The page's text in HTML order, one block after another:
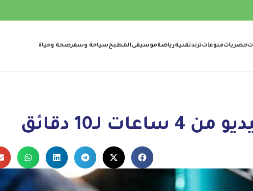
حصرياتمنوعاتترندتقنيةرياضةموسيقىالمطبخسياحة وسفرصحة وحياة
لـ10 دقائق